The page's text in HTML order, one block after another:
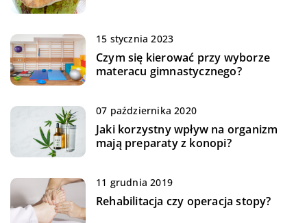
15 stycznia 2023
Czym się kierować przy wyborze
materacu gimnastycznego?
07 października 2020
Jaki korzystny wpływ na organizm
mają preparaty z konopi?
11 grudnia 2019
Rehabilitacja czy operacja stopy?